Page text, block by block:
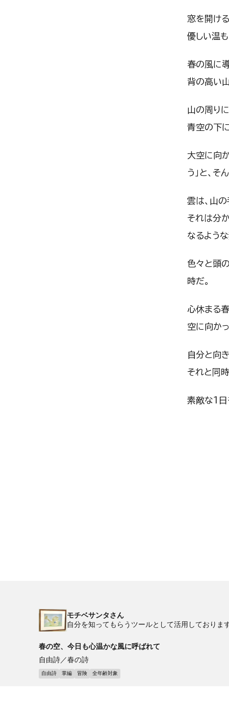
窓を開け
優しい温
春の風に
背の高い
山の周り
青空の下
大空に向
う」と、
雲は、山
それは分
なるよう
色々と頭
時だ。
心休まる
空に向か
自分と向
それと同
素敵な1日
モチベサンタさん
自分を知ってもらうツールとして活用しておりま
春の空、今日も心温かな風に呼ばれて
自由詩／春の詩
自由詩 掌編 冒険 全年齢対象